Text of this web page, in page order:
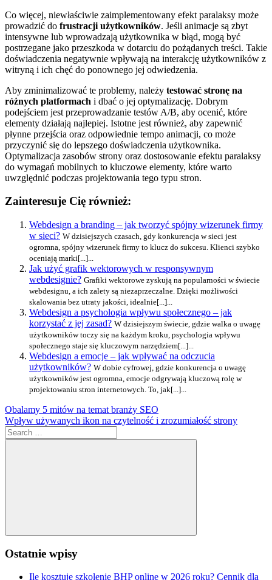
Co więcej, niewłaściwie zaimplementowany efekt paralaksy może
prowadzić do frustracji użytkowników. Jeśli animacje są zbyt
intensywne lub wprowadzają użytkownika w błąd, mogą być
postrzegane jako przeszkoda w dotarciu do pożądanych treści. Takie
doświadczenia negatywnie wpływają na interakcję użytkowników z
witryną i ich chęć do ponownego jej odwiedzenia.
Aby zminimalizować te problemy, należy testować stronę na
różnych platformach i dbać o jej optymalizację. Dobrym
podejściem jest przeprowadzanie testów A/B, aby ocenić, które
elementy działają najlepiej. Istotne jest również, aby zapewnić
płynne przejścia oraz odpowiednie tempo animacji, co może
przyczynić się do lepszego doświadczenia użytkownika.
Optymalizacja zasobów strony oraz dostosowanie efektu paralaksy
do wymagań mobilnych to kluczowe elementy, które warto
uwzględnić podczas projektowania tego typu stron.
Zainteresuje Cię również:
Webdesign a branding – jak tworzyć spójny wizerunek firmy
w sieci? W dzisiejszych czasach, gdy konkurencja w sieci jest
ogromna, spójny wizerunek firmy to klucz do sukcesu. Klienci szybko
oceniają marki[...]...
Jak użyć grafik wektorowych w responsywnym
webdesignie? Grafiki wektorowe zyskują na popularności w świecie
webdesignu, a ich zalety są niezaprzeczalne. Dzięki możliwości
skalowania bez utraty jakości, idealnie[...]...
Webdesign a psychologia wpływu społecznego – jak
korzystać z jej zasad? W dzisiejszym świecie, gdzie walka o uwagę
użytkowników toczy się na każdym kroku, psychologia wpływu
społecznego staje się kluczowym narzędziem[...]...
Webdesign a emocje – jak wpływać na odczucia
użytkowników? W dobie cyfrowej, gdzie konkurencja o uwagę
użytkowników jest ogromna, emocje odgrywają kluczową rolę w
projektowaniu stron internetowych. To, jak[...]...
Nawigacja
wpisu
Previous
Post:
Obalamy 5 mitów na temat branży SEO
Next
Post:
Wpływ używanych ikon na czytelność i zrozumiałość strony
Search
for:
Search
Ostatnie wpisy
Ile kosztuje szkolenie BHP online w 2026 roku? Cennik dla